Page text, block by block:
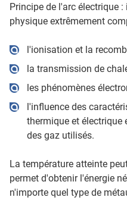
Principe de l'arc électrique
physique extrêmement
l'ionisation et la
la transmission de
les phénomènes
l'influence des
thermique et électrique
des gaz utilisés.
La température atteinte
permet d'obtenir l'énergie
n'importe quel type de